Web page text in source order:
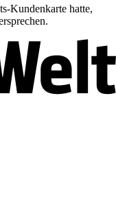
Kundenkarte hatte,